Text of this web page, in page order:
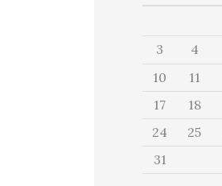
3
4
10
11
17
18
24
25
31